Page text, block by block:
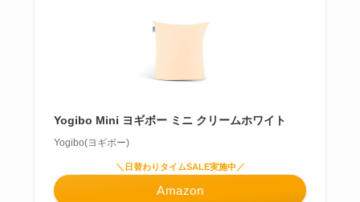
Yogibo Mini ヨギボー ミニ クリームホワイト
Yogibo(ヨギボー)
＼日替わりタイムSALE実施中／
Amazon